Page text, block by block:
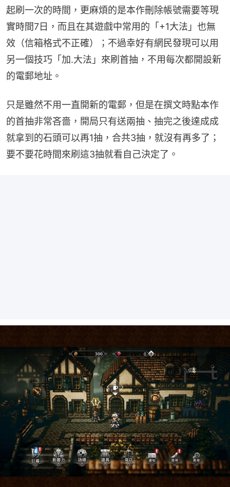
起刷一次的時間，更麻煩的是本作刪除帳號需要等現
實時間7日，而且在其遊戲中常用的「+1大法」也無
效（信箱格式不正確）；不過幸好有網民發現可以用
另一個技巧「加.大法」來刷首抽，不用每次都開設新
的電郵地址。
只是雖然不用一直開新的電郵，但是在撰文時點本作
的首抽非常吝嗇，開局只有送兩抽、抽完之後達成成
就拿到的石頭可以再1抽，合共3抽，就沒有再多了；
要不要花時間來刷這3抽就看自己決定了。